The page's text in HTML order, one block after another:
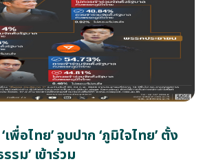
อไทย’ จูบปาก ‘ภูมิใจไทย’ ตั้ง
รม’ เข้าร่วม